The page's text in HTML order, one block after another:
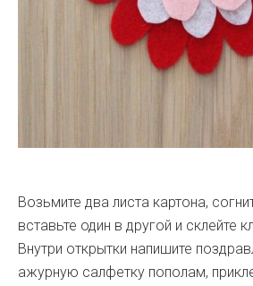
Возьмите два листа картона,
вставьте один в другой и склейте
Внутри открытки напишите
ажурную салфетку пополам,